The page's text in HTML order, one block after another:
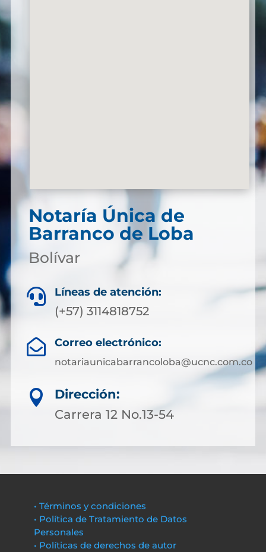
Notaría Única de
Barranco de Loba
Bolívar
 Líneas de atención:
(+57) 3114818752
 Correo electrónico:
notariaunicabarrancoloba@ucnc.com.co

Dirección:
Carrera 12 No.13-54
• Términos y condiciones
• Política de Tratamiento de Datos
Personales
• Políticas de derechos de autor